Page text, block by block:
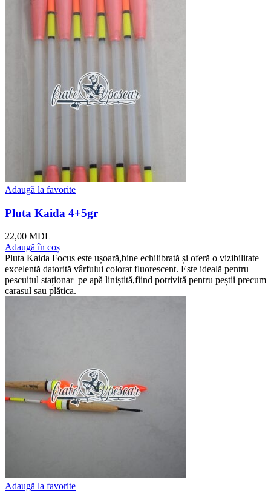
Adaugă la favorite
Pluta Kaida 4+5gr
22,00 MDL
Adaugă în coș
Pluta Kaida Focus este ușoară,bine echilibrată și oferă o vizibilitate
excelentă datorită vârfului colorat fluorescent. Este ideală pentru
pescuitul staționar pe apă liniștită,fiind potrivită pentru peștii precum
carasul sau plătica.
Adaugă la favorite